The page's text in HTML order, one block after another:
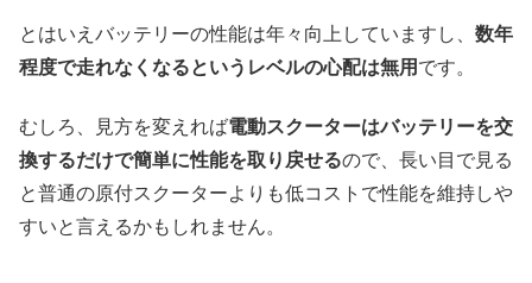
とはいえバッテリーの性能は年々向上していますし、 数年
程度で走れなくなるというレベルの心配は無用 です。
むしろ、見方を変えれば電動スクーターはバッテリーを交
換するだけで簡単に性能を取り戻せるので、長い目で見る
と普通の原付スクーターよりも低コストで性能を維持しや
すいと言えるかもしれません。